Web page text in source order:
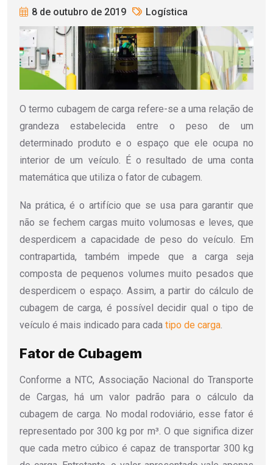
8 de outubro de 2019 Logística
O termo cubagem de carga refere-se a uma relação de
grandeza estabelecida entre o peso de um
determinado produto e o espaço que ele ocupa no
interior de um veículo. É o resultado de uma conta
matemática que utiliza o fator de cubagem.
Na prática, é o artifício que se usa para garantir que
não se fechem cargas muito volumosas e leves, que
desperdicem a capacidade de peso do veículo. Em
contrapartida, também impede que a carga seja
composta de pequenos volumes muito pesados que
desperdicem o espaço. Assim, a partir do cálculo de
cubagem de carga, é possível decidir qual o tipo de
veículo é mais indicado para cada tipo de carga.
Fator de Cubagem
Conforme a NTC, Associação Nacional do Transporte
de Cargas, há um valor padrão para o cálculo da
cubagem de carga. No modal rodoviário, esse fator é
representado por 300 kg por m³. O que significa dizer
que cada metro cúbico é capaz de transportar 300 kg